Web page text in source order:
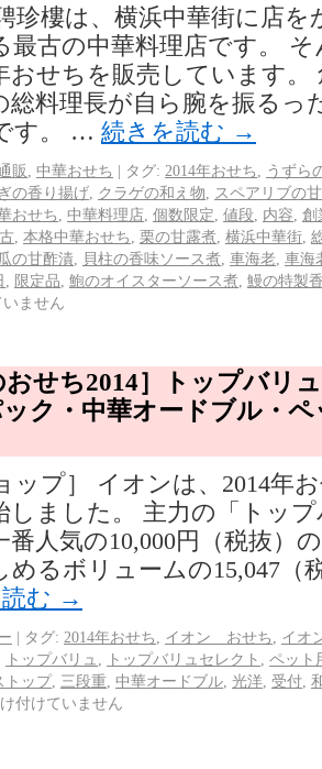
珍樓は、横浜中華街に店
最古の中華料理店です。
おせちを販売しています。
総料理長が自ら腕を振るっ
す。 … 続きを読む →
販 中華おせち | タグ: 2014年おせち
うずら
の香り揚げ クラゲの和え物
スペアリブの
おせち 中華料理店 個数限定 値段 内容 創
本格中華おせち 栗の甘露煮 横浜中華街
の甘酢漬 貝柱の香味ソース煮 車海老 車海
限定品 鮑のオイスターソース煮 鰻の特製
ません
おせち2014］トップバリ
ク・中華オードブル・
ップ］ イオンは、2014年
しました。 主力の「トッ
番人気の10,000円（税抜）
めるボリュームの15,047（
む →
| タグ: 2014年おせち イオン おせち
イオ
トップバリュ トップバリュセレクト
ペット
トップ, 三段重 中華オードブル 光洋 受付
付けていません